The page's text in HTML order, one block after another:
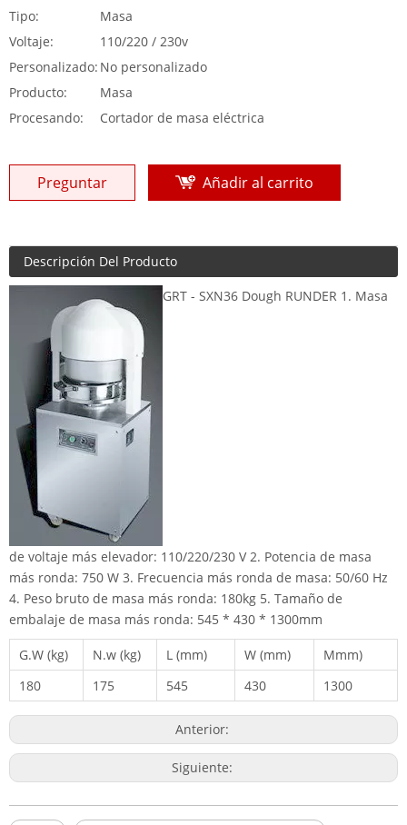
Tipo:
Masa
Voltaje:
110/220 / 230v
Personalizado: No personalizado
Producto:
Masa
Procesando:
Cortador de masa eléctrica
Preguntar Añadir al carrito
Descripción Del Producto
GRT - SXN36 Dough RUNDER 1. Masa
de voltaje más elevador: 110/220/230 V 2. Potencia de masa
más ronda: 750 W 3. Frecuencia más ronda de masa: 50/60 Hz
4. Peso bruto de masa más ronda: 180kg 5. Tamaño de
embalaje de masa más ronda: 545 * 430 * 1300mm
G.W (kg) N.w (kg) L (mm) W (mm)
Mmm)
180
175 545 430 1300
Anterior:
Siguiente: